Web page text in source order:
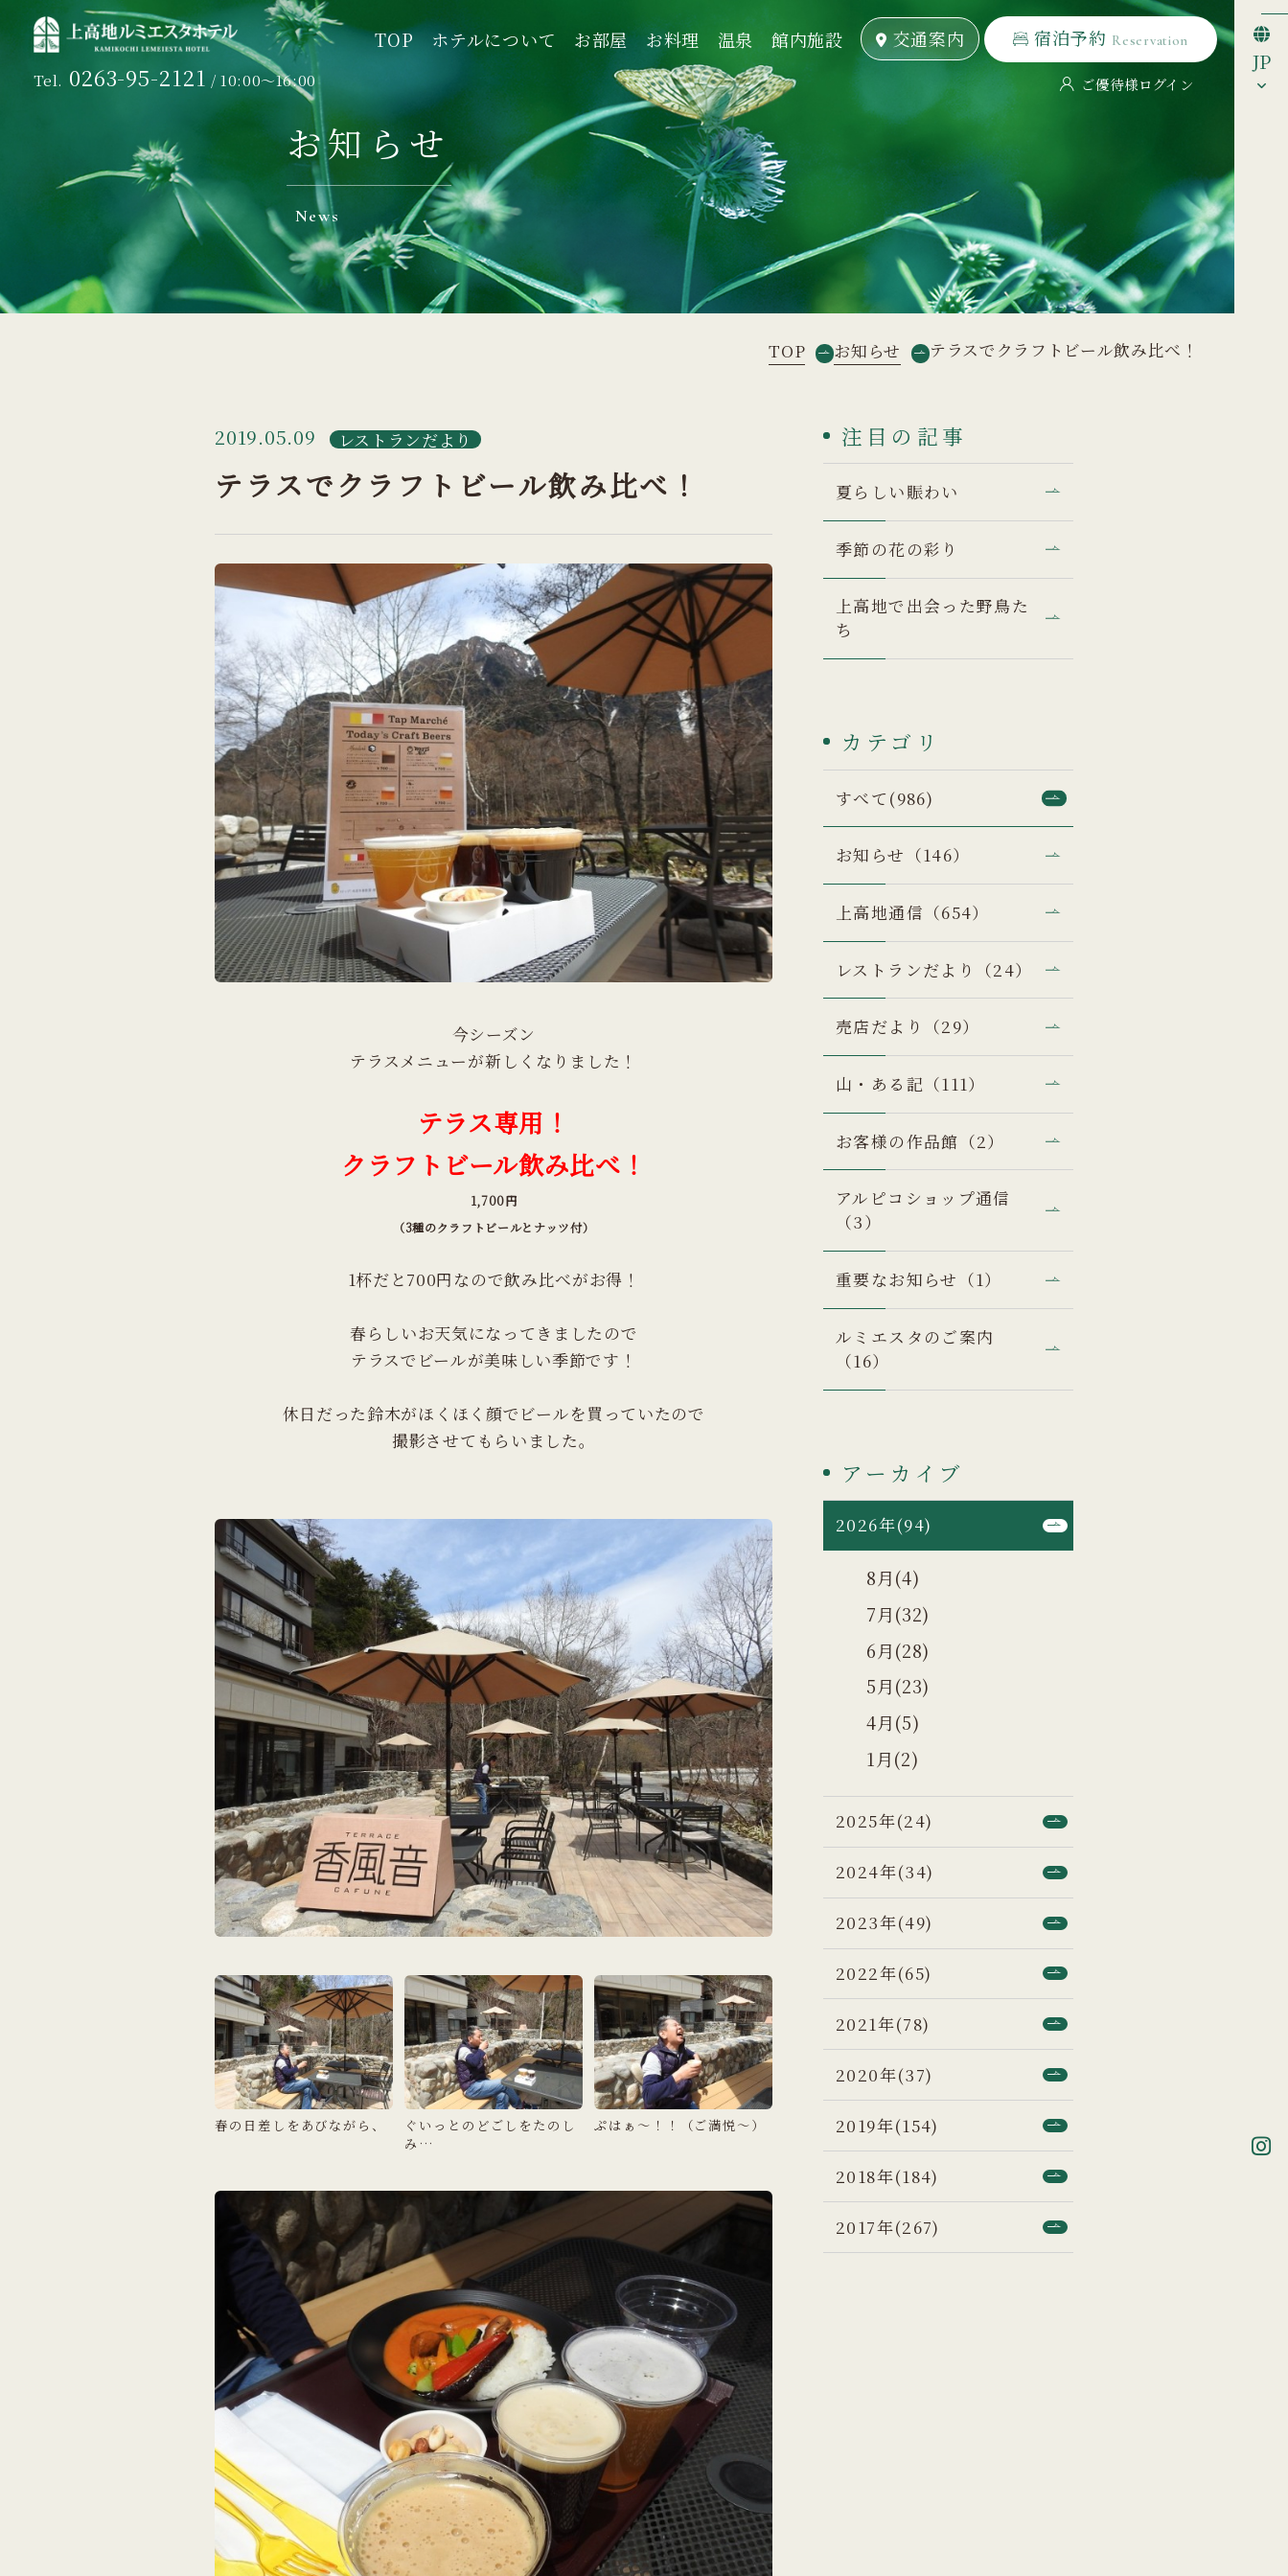
Tel. 0263-95-2121 / 10:00～16:00
TOP ホテルについて お部屋 お料理 温泉 館内施設 交通案内 宿泊予約 Reservation
ご優待様ログイン
TOP ホテルについて お部屋 お料理 温泉 館内施設 交通案内 宿泊予約 Reservation
JP
お知らせ
News
TOP お知らせ テラスでクラフトビール飲み比べ！
2019.05.09 レストランだより
テラスでクラフトビール飲み比べ！
今シーズン
テラスメニューが新しくなりました！
テラス専用！
クラフトビール飲み比べ！
1,700円
（3種のクラフトビールとナッツ付）
1杯だと700円なので飲み比べがお得！
春らしいお天気になってきましたので
テラスでビールが美味しい季節です！
休日だった鈴木がほくほく顔でビールを買っていたので
撮影させてもらいました。
春の日差しをあびながら、
ぐいっとのどごしをたのし
み…
ぷはぁ～！！（ご満悦～）
注目の記事
夏らしい賑わい
季節の花の彩り
上高地で出会った野鳥た
ち
カテゴリ
すべて(986)
お知らせ（146）
上高地通信（654）
レストランだより（24）
売店だより（29）
山・ある記（111）
お客様の作品館（2）
アルピコショップ通信
（3）
重要なお知らせ（1）
ルミエスタのご案内
（16）
アーカイブ
2026年(94)
8月(4)
7月(32)
6月(28)
5月(23)
4月(5)
1月(2)
2025年(24)
2024年(34)
2023年(49)
2022年(65)
2021年(78)
2020年(37)
2019年(154)
2018年(184)
2017年(267)